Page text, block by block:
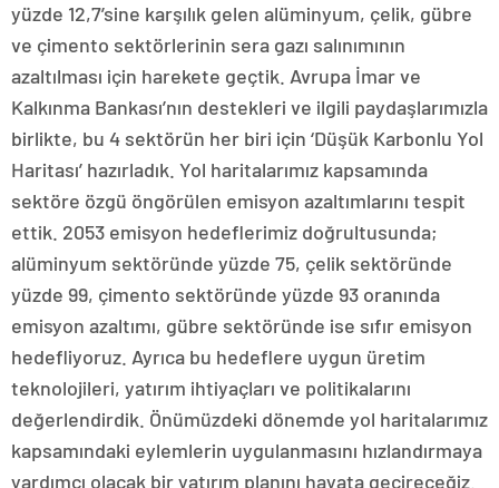
yüzde 12,7’sine karşılık gelen alüminyum, çelik, gübre
ve çimento sektörlerinin sera gazı salınımının
azaltılması için harekete geçtik. Avrupa İmar ve
Kalkınma Bankası’nın destekleri ve ilgili paydaşlarımızla
birlikte, bu 4 sektörün her biri için ‘Düşük Karbonlu Yol
Haritası’ hazırladık. Yol haritalarımız kapsamında
sektöre özgü öngörülen emisyon azaltımlarını tespit
ettik. 2053 emisyon hedeflerimiz doğrultusunda;
alüminyum sektöründe yüzde 75, çelik sektöründe
yüzde 99, çimento sektöründe yüzde 93 oranında
emisyon azaltımı, gübre sektöründe ise sıfır emisyon
hedefliyoruz. Ayrıca bu hedeflere uygun üretim
teknolojileri, yatırım ihtiyaçları ve politikalarını
değerlendirdik. Önümüzdeki dönemde yol haritalarımız
kapsamındaki eylemlerin uygulanmasını hızlandırmaya
yardımcı olacak bir yatırım planını hayata geçireceğiz.